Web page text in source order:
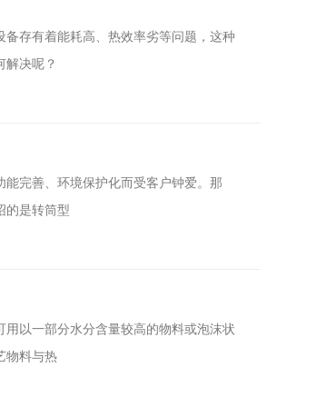
存有着能耗高、热效率劣等问题，这种
决呢？
完善、环境保护化而受客户钟爱。那
的是转筒型
以一部分水分含量较高的物料或泡沫状
物料与热